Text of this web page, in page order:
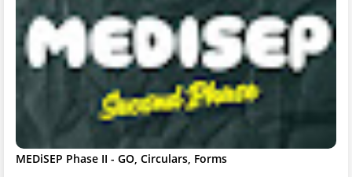
MEDiSEP Phase II - GO, Circulars, Forms